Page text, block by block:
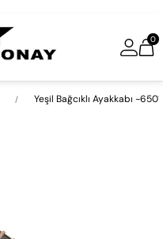
0
Yeşil Bağcıklı Ayakkabı -